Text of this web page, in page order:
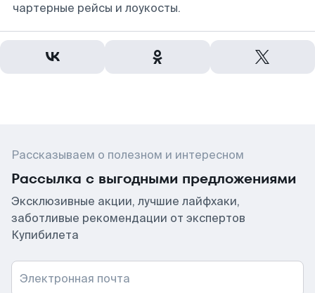
чартерные рейсы и лоукосты.
Рассказываем о полезном и интересном
Рассылка с выгодными предложениями
Эксклюзивные акции, лучшие лайфхаки,
заботливые рекомендации от экспертов
Купибилета
Электронная почта